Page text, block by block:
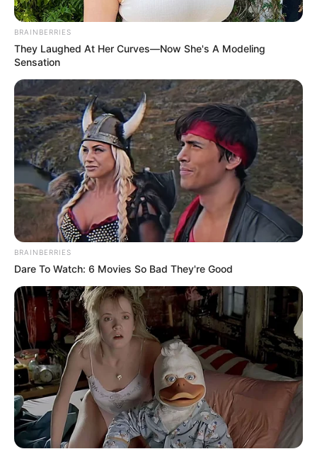
BRAINBERRIES
They Laughed At Her Curves—Now She's A Modeling
Sensation
BRAINBERRIES
Dare To Watch: 6 Movies So Bad They're Good